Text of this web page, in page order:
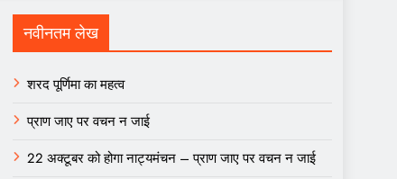
नवीनतम लेख
शरद पूर्णिमा का महत्व
प्राण जाए पर वचन न जाई
22 अक्टूबर को होगा नाट्यमंचन – प्राण जाए पर वचन न जाई